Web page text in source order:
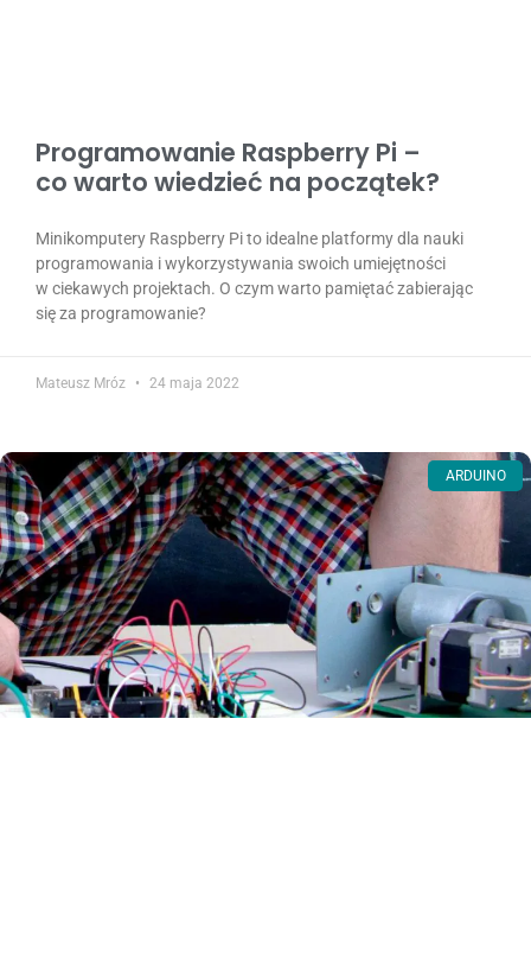
Programowanie Raspberry Pi –
co warto wiedzieć na początek?
Minikomputery Raspberry Pi to idealne platformy dla nauki
programowania i wykorzystywania swoich umiejętności
w ciekawych projektach. O czym warto pamiętać zabierając
się za programowanie?
Mateusz Mróz 24 maja 2022
ARDUINO